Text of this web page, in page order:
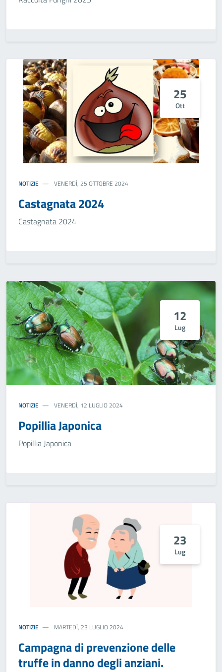
25
Ott
NOTIZIE VENERDÌ, 25 OTTOBRE 2024
Castagnata 2024
Castagnata 2024
12
Lug
NOTIZIE VENERDÌ, 12 LUGLIO 2024
Popillia Japonica
Popillia Japonica
23
Lug
NOTIZIE MARTEDÌ, 23 LUGLIO 2024
Campagna di prevenzione delle
truffe in danno degli anziani.